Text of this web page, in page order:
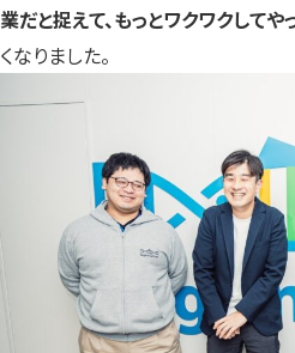
業だと捉えて、もっとワクワクしてや
くなりました。